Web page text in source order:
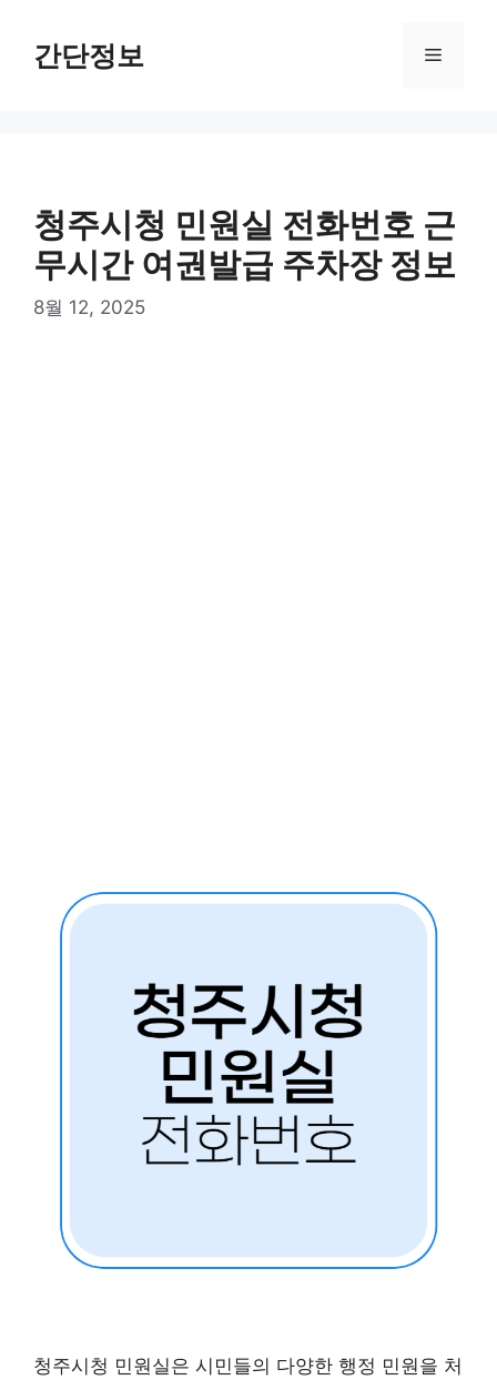
간단정보 메
청주시청 민원실 전화번호 근
무시간 여권발급 주차장 정보
8월 12, 2025
청주시청 민원실은 시민들의 다양한 행정 민원을 처